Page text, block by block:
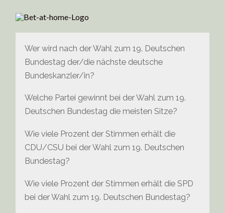
Wer wird nach der Wahl zum 19. Deutschen
Bundestag der/die nächste deutsche
Bundeskanzler/in?
Welche Partei gewinnt bei der Wahl zum 19.
Deutschen Bundestag die meisten Sitze?
Wie viele Prozent der Stimmen erhält die
CDU/CSU bei der Wahl zum 19. Deutschen
Bundestag?
Wie viele Prozent der Stimmen erhält die SPD
bei der Wahl zum 19. Deutschen Bundestag?